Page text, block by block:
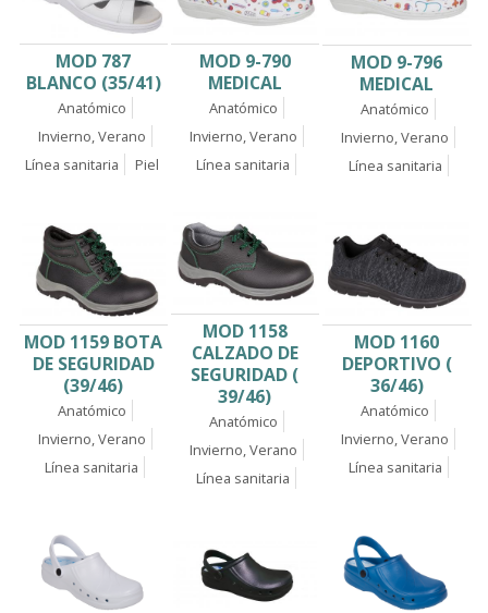
MOD 787
BLANCO (35/41)
Anatómico
Invierno, Verano
Línea sanitaria
Piel
MOD 9-790
MEDICAL
Anatómico
Invierno, Verano
Línea sanitaria
MOD 9-796
MEDICAL
Anatómico
Invierno, Verano
Línea sanitaria
MOD 1159 BOTA
DE SEGURIDAD
(39/46)
Anatómico
Invierno, Verano
Línea sanitaria
MOD 1158
CALZADO DE
SEGURIDAD (
39/46)
Anatómico
Invierno, Verano
Línea sanitaria
MOD 1160
DEPORTIVO (
36/46)
Anatómico
Invierno, Verano
Línea sanitaria